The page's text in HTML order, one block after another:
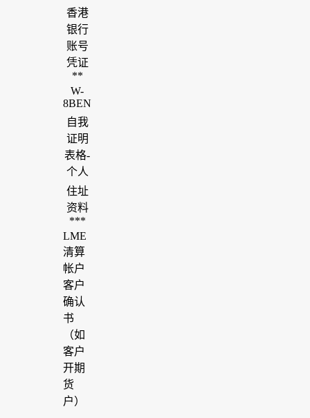
香港
银行
账号
凭证
**
W-
8BEN
自我
证明
表格-
个人
住址
资料
***
LME
清算
帐户
客户
确认
书
（如
客户
开期
货
户）